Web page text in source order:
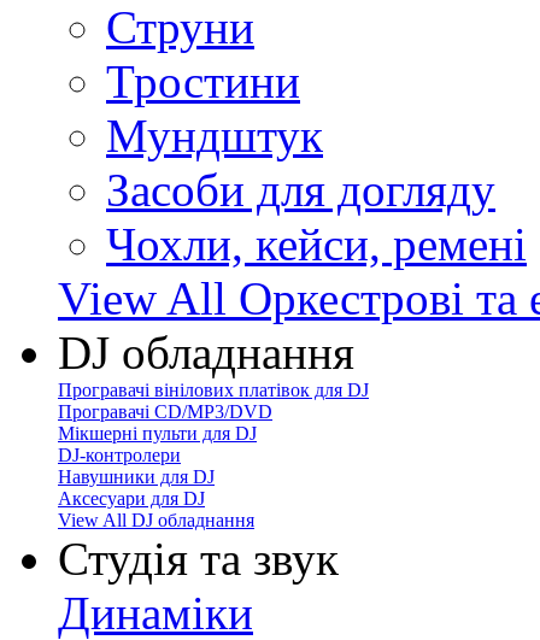
Струни
Тростини
Мундштук
Засоби для догляду
Чохли, кейси, ремені
View All Оркестрові та
DJ обладнання
Програвачі вінілових платівок для DJ
Програвачі CD/MP3/DVD
Мікшерні пульти для DJ
DJ-контролери
Навушники для DJ
Аксесуари для DJ
View All DJ обладнання
Студія та звук
Динаміки